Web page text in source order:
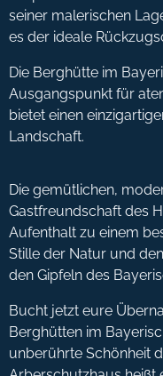
seiner malerischen
es der ideale
Die Berghütte im
Ausgangspunkt für
bietet einen
Landschaft.
Die gemütlichen,
Gastfreundschaft des
Aufenthalt zu einem
Stille der Natur und
den Gipfeln des
Bucht jetzt eure
Berghütten im
unberührte Schönheit